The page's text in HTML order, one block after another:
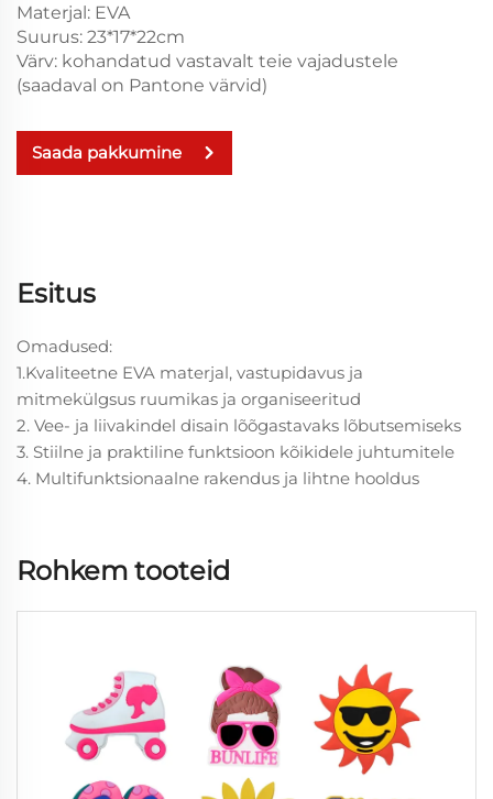
Materjal: EVA
Suurus: 23*17*22cm
Värv: kohandatud vastavalt teie vajadustele
(saadaval on Pantone värvid)
Saada pakkumine
Esitus
Omadused:
1.Kvaliteetne EVA materjal, vastupidavus ja
mitmekülgsus ruumikas ja organiseeritud
2. Vee- ja liivakindel disain lõõgastavaks lõbutsemiseks
3. Stiilne ja praktiline funktsioon kõikidele juhtumitele
4. Multifunktsionaalne rakendus ja lihtne hooldus
Rohkem tooteid